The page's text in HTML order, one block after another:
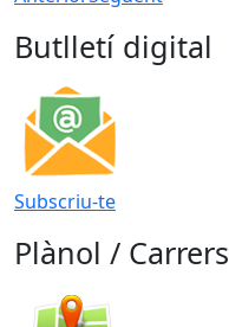
Butlletí digital
Subscriu-te
Plànol / Carrers